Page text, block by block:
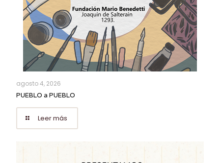
agosto 4, 2026
PUEBLO a PUEBLO
Leer más